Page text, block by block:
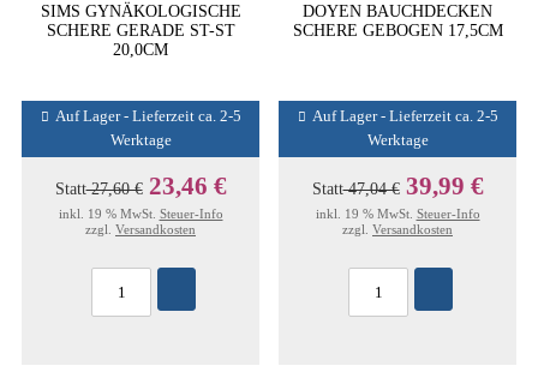
SIMS GYNÄKOLOGISCHE
SCHERE GERADE ST-ST
20,0CM
Auf Lager - Lieferzeit ca. 2-5
Werktage
Statt27,60 € 23,46 €
inkl. 19 % MwSt. Steuer-Info
zzgl. Versandkosten
DOYEN BAUCHDECKEN
SCHERE GEBOGEN 17,5CM
Auf Lager - Lieferzeit ca. 2-5
Werktage
Statt47,04 € 39,99 €
inkl. 19 % MwSt. Steuer-Info
zzgl. Versandkosten